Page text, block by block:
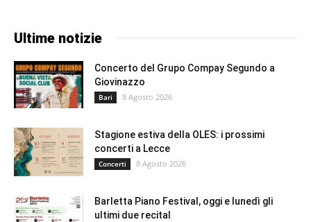
Ultime notizie
Concerto del Grupo Compay Segundo a
Giovinazzo
Bari 8 Agosto 2026
Stagione estiva della OLES: i prossimi
concerti a Lecce
Concerti 8 Agosto 2026
Barletta Piano Festival, oggi e lunedì gli
ultimi due recital